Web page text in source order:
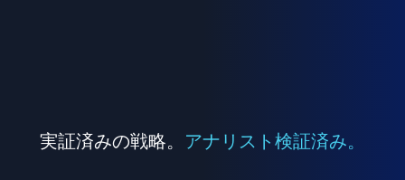
実証済みの戦略。 アナリスト検証済み。